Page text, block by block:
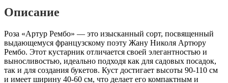
Описание
Роза «Артур Рембо» — это изысканный сорт, посвященный
выдающемуся французскому поэту Жану Николя Артюру
Рембо. Этот кустарник отличается своей элегантностью и
выносливостью, идеально подходя как для садовых посадок,
так и для создания букетов. Куст достигает высоты 90-110 см
и имеет ширину 40-60 см, что делает его компактным и